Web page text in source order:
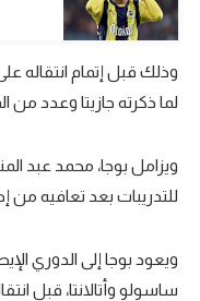
أقسام خاصة
ميركاتو
حكايات في الجول
وذلك قبل إتمام انتقاله
لما ذكرته جازيتا وعدد من
ويزامل بوجا، محمد عبد
للتدريبات بعد تعافيه من
ويعود بوجا إلى الدوري
ساسولو وأتالانتا، قبل